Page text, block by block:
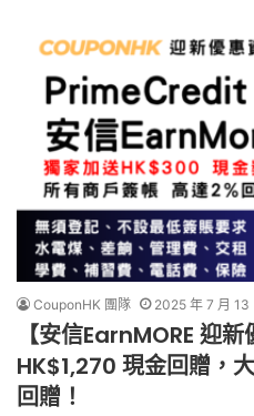
CouponHK 團隊 2025 年 7 月 13
【安信EarnMORE 迎
HK$1,270 現金回贈，
回贈！